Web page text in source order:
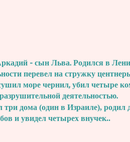
- сын Льва. Родился в
перевел на стружку
море чернил, убил четыре
деятельностью.
дома (один в Израиле), родил
и увидел четырех внучек..